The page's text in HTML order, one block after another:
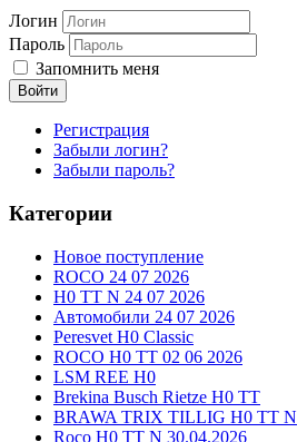
Логин
Пароль
Запомнить меня
Войти
Регистрация
Забыли логин?
Забыли пароль?
Категории
Новое поступление
ROCO 24 07 2026
H0 TT N 24 07 2026
Автомобили 24 07 2026
Peresvet H0 Classic
ROCO H0 TT 02 06 2026
LSM REE H0
Brekina Busch Rietze H0 TT
BRAWA TRIX TILLIG H0 TT N
Roco H0 TT N 30.04.2026